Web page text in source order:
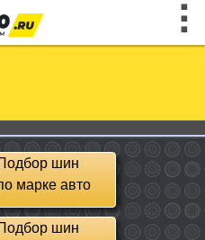
шин
марке авто
шин